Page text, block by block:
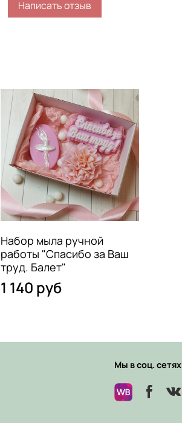
Написать отзыв
Набор мыла ручной
работы "Спасибо за Ваш
труд. Балет"
1 140 руб
Мы в соц. сетях